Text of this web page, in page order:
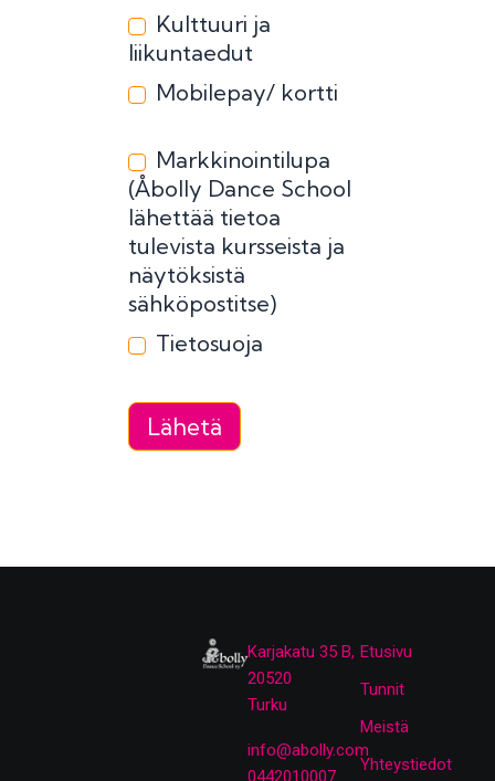
Kulttuuri ja
liikuntaedut
Mobilepay/ kortti
Markkinointilupa
(Åbolly Dance School
lähettää tietoa
tulevista kursseista ja
näytöksistä
sähköpostitse)
Tietosuoja
Lähetä
Karjakatu 35 B,
20520
Turku
info@abolly.com
0442010007
Etusivu
Tunnit
Meistä
Yhteystiedot